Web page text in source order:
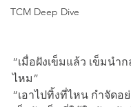
TCM Deep Dive
“เมื่อฝังเข็มแล้ว เข็มนำ
ไหม”
“เอาไปทิ้งที่ไหน กำจัดอย่